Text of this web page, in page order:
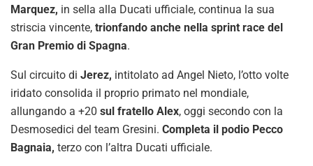
Marquez, in sella alla Ducati ufficiale, continua la sua
striscia vincente, trionfando anche nella sprint race del
Gran Premio di Spagna.
Sul circuito di Jerez, intitolato ad Angel Nieto, l’otto volte
iridato consolida il proprio primato nel mondiale,
allungando a +20 sul fratello Alex, oggi secondo con la
Desmosedici del team Gresini. Completa il podio Pecco
Bagnaia, terzo con l’altra Ducati ufficiale.